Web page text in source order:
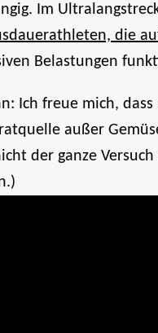
Im
die
Belastungen
Ich freue mich,
außer
der ganze